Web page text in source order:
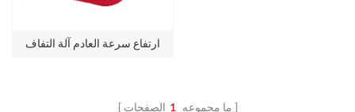
ارتفاع سرعة العادم آلة التفاف
ما مجموعه 1 الصفحات